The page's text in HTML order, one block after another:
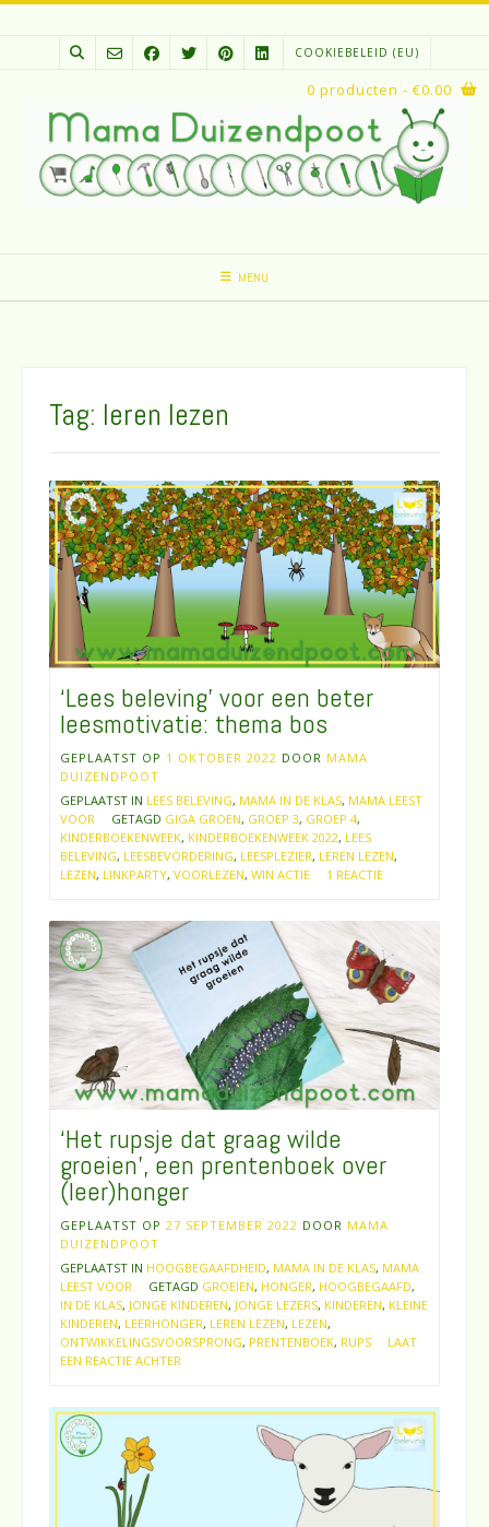
Spring
COOKIEBELEID (EU)
MENU
0 producten - €0.00
Tag: leren lezen
‘Lees beleving’ voor een beter
leesmotivatie: thema bos
GEPLAATST OP 1 OKTOBER 2022 DOOR MAMA
DUIZENDPOOT
GEPLAATST IN LEES BELEVING, MAMA IN DE KLAS, MAMA LEEST
VOOR
GETAGD GIGA GROEN, GROEP 3, GROEP 4,
KINDERBOEKENWEEK, KINDERBOEKENWEEK 2022, LEES
BELEVING, LEESBEVORDERING, LEESPLEZIER, LEREN LEZEN,
LEZEN, LINKPARTY, VOORLEZEN, WIN ACTIE 1 REACTIE
‘Het rupsje dat graag wilde
groeien’, een prentenboek over
(leer)honger
GEPLAATST OP 27 SEPTEMBER 2022 DOOR MAMA
DUIZENDPOOT
GEPLAATST IN HOOGBEGAAFDHEID, MAMA IN DE KLAS, MAMA
LEEST VOOR
GETAGD GROEIEN, HONGER, HOOGBEGAAFD,
IN DE KLAS, JONGE KINDEREN, JONGE LEZERS, KINDEREN, KLEINE
KINDEREN, LEERHONGER, LEREN LEZEN, LEZEN,
ONTWIKKELINGSVOORSPRONG, PRENTENBOEK, RUPS
LAAT
EEN REACTIE ACHTER